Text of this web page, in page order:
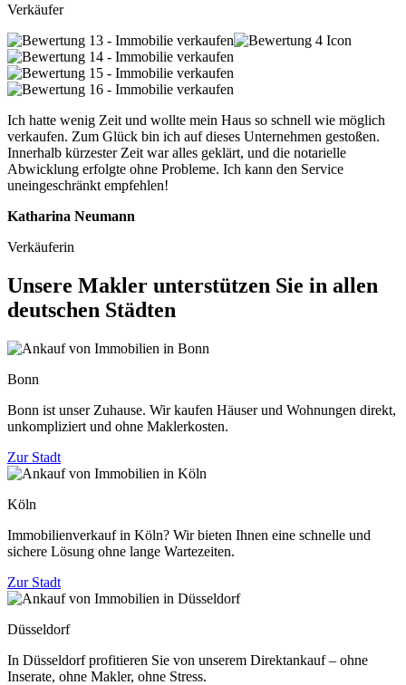
Verkäufer
Ich hatte wenig Zeit und wollte mein Haus so schnell wie möglich
verkaufen. Zum Glück bin ich auf dieses Unternehmen gestoßen.
Innerhalb kürzester Zeit war alles geklärt, und die notarielle
Abwicklung erfolgte ohne Probleme. Ich kann den Service
uneingeschränkt empfehlen!
Katharina Neumann
Verkäuferin
Unsere Makler unterstützen Sie in allen
deutschen Städten
Bonn
Bonn ist unser Zuhause. Wir kaufen Häuser und Wohnungen direkt,
unkompliziert und ohne Maklerkosten.
Zur Stadt
Köln
Immobilienverkauf in Köln? Wir bieten Ihnen eine schnelle und
sichere Lösung ohne lange Wartezeiten.
Zur Stadt
Düsseldorf
In Düsseldorf profitieren Sie von unserem Direktankauf – ohne
Inserate, ohne Makler, ohne Stress.